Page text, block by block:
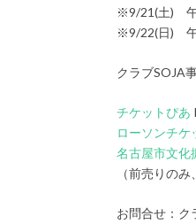
※9/21(土) 午
※9/22(日) 午
クラブSOJA
チケットぴあ
ローソンチケ
名古屋市文化
（前売りの
お問合せ：ク